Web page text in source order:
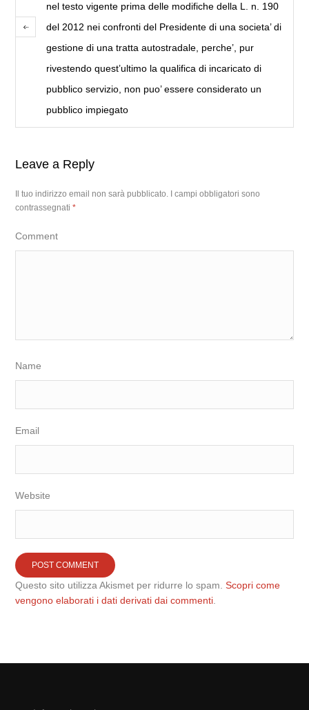
nel testo vigente prima delle modifiche della L. n. 190
del 2012 nei confronti del Presidente di una societa’ di
gestione di una tratta autostradale, perche’, pur
rivestendo quest’ultimo la qualifica di incaricato di
pubblico servizio, non puo’ essere considerato un
pubblico impiegato
Leave a Reply
Il tuo indirizzo email non sarà pubblicato.
I campi obbligatori sono
contrassegnati*
Comment
Name
Email
Website
Questo sito utilizza Akismet per ridurre lo spam.Scopri come
vengono elaborati i dati derivati dai commenti